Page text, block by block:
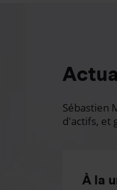
Sébastien
d'actifs, et
À la